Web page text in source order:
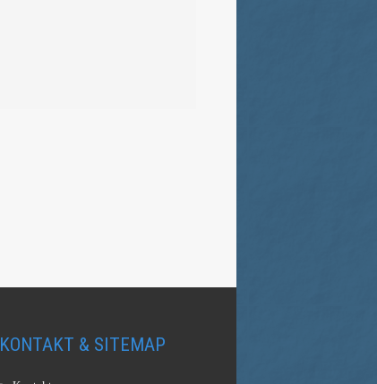
KONTAKT & SITEMAP